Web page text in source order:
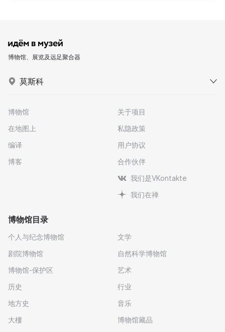
博物馆、展览及远足聚合器
莫斯科
博物馆
在地图上
编译
博客
关于项目
私隐政策
用户协议
合作伙伴
我们是VKontakte
我们在禅
博物馆目录
个人与纪念博物馆
剧院博物馆
博物馆-保护区
历史
地方史
大樓
文学
自然科学博物馆
艺术
行业
音乐
博物馆藏品